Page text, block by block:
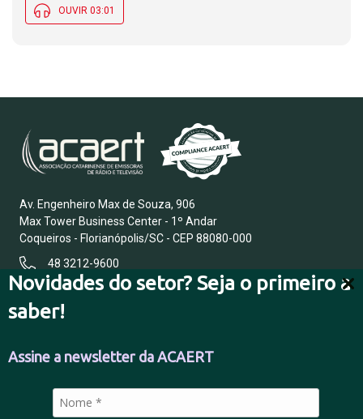
Novidades do setor? Seja o primeiro a
saber!
Assine a newsletter da ACAERT
OUVIR 03:01
Av. Engenheiro Max de Souza, 906
Max Tower Business Center - 1º Andar
Coqueiros - Florianópolis/SC - CEP 88080-000
48 3212-9600
FALE CONOSCO
POLÍTICA DE PRIVACIDADE